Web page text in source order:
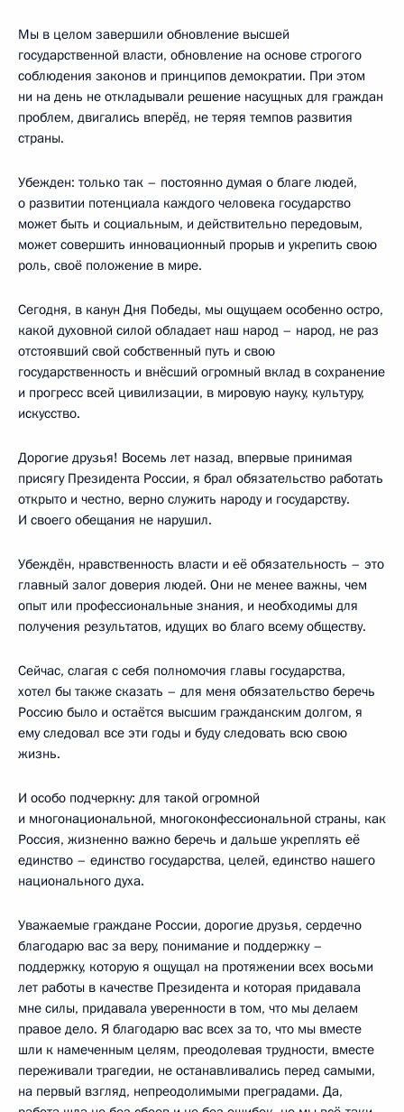
Мы в целом завершили обновление высшей
государственной власти, обновление на основе строгого
соблюдения законов и принципов демократии. При этом
ни на день не откладывали решение насущных для граждан
проблем, двигались вперёд, не теряя темпов развития
страны.
Убежден: только так – постоянно думая о благе людей,
о развитии потенциала каждого человека государство
может быть и социальным, и действительно передовым,
может совершить инновационный прорыв и укрепить свою
роль, своё положение в мире.
Сегодня, в канун Дня Победы, мы ощущаем особенно остро,
какой духовной силой обладает наш народ – народ, не раз
отстоявший свой собственный путь и свою
государственность и внёсший огромный вклад в сохранение
и прогресс всей цивилизации, в мировую науку, культуру,
искусство.
Дорогие друзья! Восемь лет назад, впервые принимая
присягу Президента России, я брал обязательство работать
открыто и честно, верно служить народу и государству.
И своего обещания не нарушил.
Убеждён, нравственность власти и её обязательность – это
главный залог доверия людей. Они не менее важны, чем
опыт или профессиональные знания, и необходимы для
получения результатов, идущих во благо всему обществу.
Сейчас, слагая с себя полномочия главы государства,
хотел бы также сказать – для меня обязательство беречь
Россию было и остаётся высшим гражданским долгом, я
ему следовал все эти годы и буду следовать всю свою
жизнь.
И особо подчеркну: для такой огромной
и многонациональной, многоконфессиональной страны, как
Россия, жизненно важно беречь и дальше укреплять её
единство – единство государства, целей, единство нашего
национального духа.
Уважаемые граждане России, дорогие друзья, сердечно
благодарю вас за веру, понимание и поддержку –
поддержку, которую я ощущал на протяжении всех восьми
лет работы в качестве Президента и которая придавала
мне силы, придавала уверенности в том, что мы делаем
правое дело. Я благодарю вас всех за то, что мы вместе
шли к намеченным целям, преодолевая трудности, вместе
переживали трагедии, не останавливались перед самыми,
на первый взгляд, непреодолимыми преградами. Да,